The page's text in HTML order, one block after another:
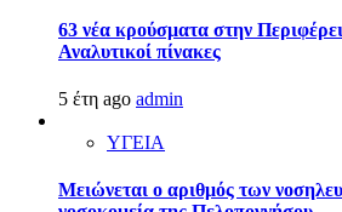
63 νέα κρούσματα στην
Αναλυτικοί πίνακες
5 έτη ago admin
ΥΓΕΙΑ
Μειώνεται ο αριθμός των